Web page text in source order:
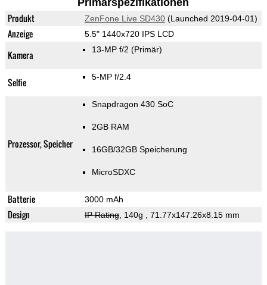
Primärspezifikationen
Produkt ZenFone Live SD430(Launched 2019-04-01)
Anzeige 5.5" 1440x720 IPS LCD
Kamera 13-MP f/2 (Primär)
Selfie 5-MP f/2.4
Prozessor, Speicher
Snapdragon 430 SoC
2GB RAM
16GB/32GB Speicherung
MicroSDXC
Batterie 3000 mAh
Design IP Rating, 140g , 71.77x147.26x8.15 mm